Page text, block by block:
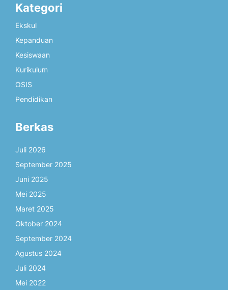
Kategori
Ekskul
Kepanduan
Kesiswaan
Kurikulum
OSIS
Pendidikan
Berkas
Juli 2026
September 2025
Juni 2025
Mei 2025
Maret 2025
Oktober 2024
September 2024
Agustus 2024
Juli 2024
Mei 2022